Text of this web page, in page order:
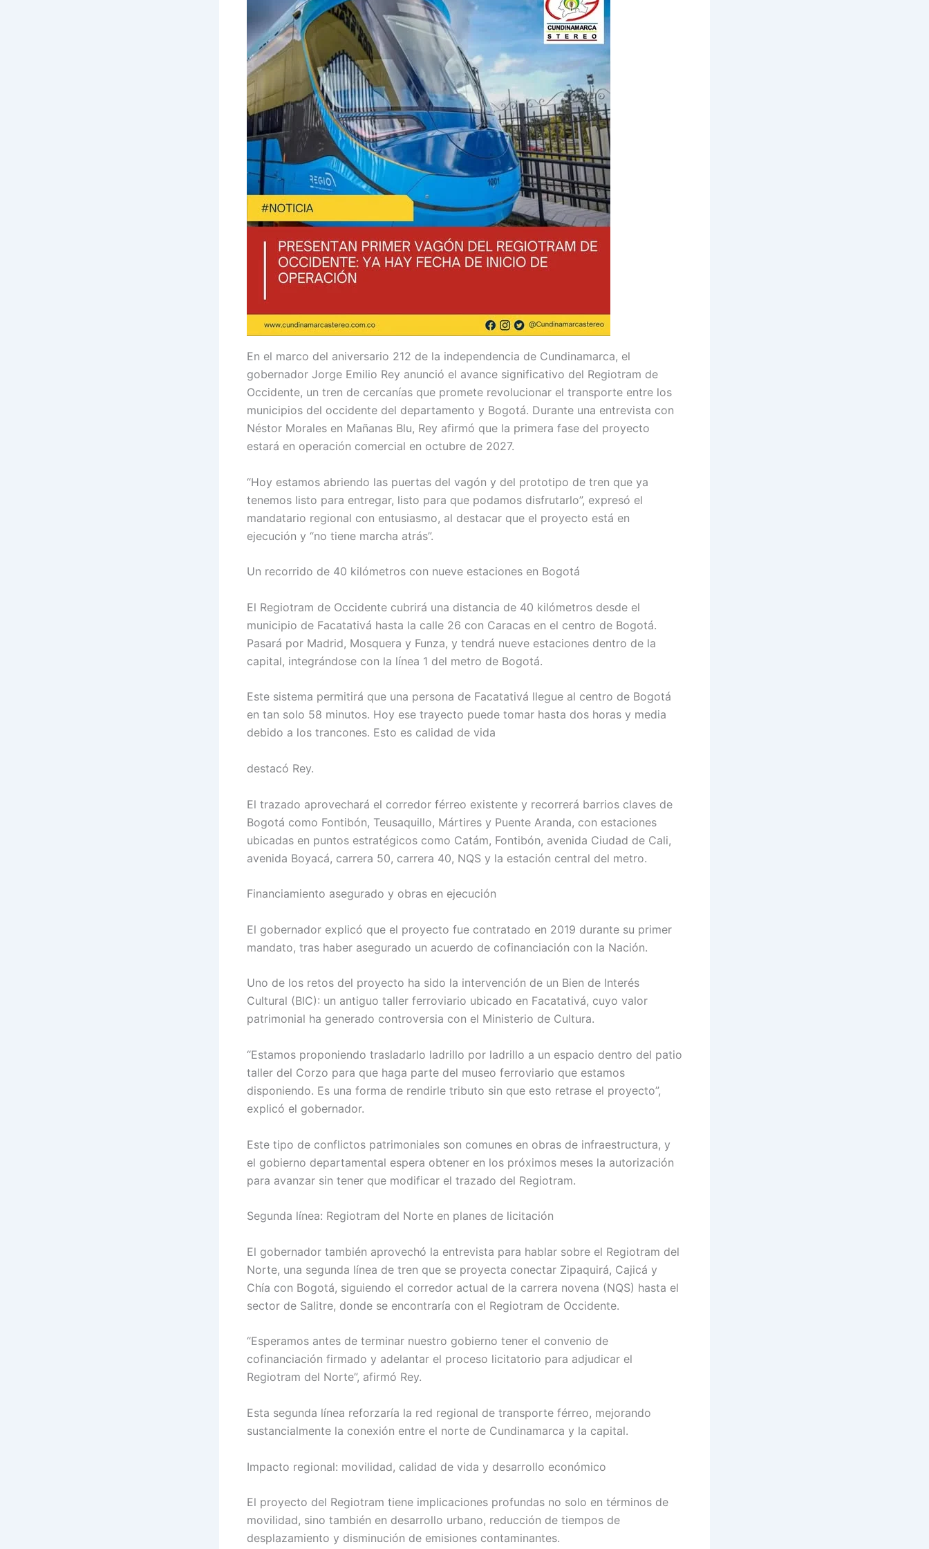
En el marco del aniversario 212 de la independencia de Cundinamarca, el
gobernador Jorge Emilio Rey anunció el avance significativo del Regiotram de
Occidente, un tren de cercanías que promete revolucionar el transporte entre los
municipios del occidente del departamento y Bogotá. Durante una entrevista con
Néstor Morales en Mañanas Blu, Rey afirmó que la primera fase del proyecto
estará en operación comercial en octubre de 2027.
“Hoy estamos abriendo las puertas del vagón y del prototipo de tren que ya
tenemos listo para entregar, listo para que podamos disfrutarlo”, expresó el
mandatario regional con entusiasmo, al destacar que el proyecto está en
ejecución y “no tiene marcha atrás”.
Un recorrido de 40 kilómetros con nueve estaciones en Bogotá
El Regiotram de Occidente cubrirá una distancia de 40 kilómetros desde el
municipio de Facatativá hasta la calle 26 con Caracas en el centro de Bogotá.
Pasará por Madrid, Mosquera y Funza, y tendrá nueve estaciones dentro de la
capital, integrándose con la línea 1 del metro de Bogotá.
Este sistema permitirá que una persona de Facatativá llegue al centro de Bogotá
en tan solo 58 minutos. Hoy ese trayecto puede tomar hasta dos horas y media
debido a los trancones. Esto es calidad de vida
destacó Rey.
El trazado aprovechará el corredor férreo existente y recorrerá barrios claves de
Bogotá como Fontibón, Teusaquillo, Mártires y Puente Aranda, con estaciones
ubicadas en puntos estratégicos como Catám, Fontibón, avenida Ciudad de Cali,
avenida Boyacá, carrera 50, carrera 40, NQS y la estación central del metro.
Financiamiento asegurado y obras en ejecución
El gobernador explicó que el proyecto fue contratado en 2019 durante su primer
mandato, tras haber asegurado un acuerdo de cofinanciación con la Nación.
Uno de los retos del proyecto ha sido la intervención de un Bien de Interés
Cultural (BIC): un antiguo taller ferroviario ubicado en Facatativá, cuyo valor
patrimonial ha generado controversia con el Ministerio de Cultura.
“Estamos proponiendo trasladarlo ladrillo por ladrillo a un espacio dentro del patio
taller del Corzo para que haga parte del museo ferroviario que estamos
disponiendo. Es una forma de rendirle tributo sin que esto retrase el proyecto”,
explicó el gobernador.
Este tipo de conflictos patrimoniales son comunes en obras de infraestructura, y
el gobierno departamental espera obtener en los próximos meses la autorización
para avanzar sin tener que modificar el trazado del Regiotram.
Segunda línea: Regiotram del Norte en planes de licitación
El gobernador también aprovechó la entrevista para hablar sobre el Regiotram del
Norte, una segunda línea de tren que se proyecta conectar Zipaquirá, Cajicá y
Chía con Bogotá, siguiendo el corredor actual de la carrera novena (NQS) hasta el
sector de Salitre, donde se encontraría con el Regiotram de Occidente.
“Esperamos antes de terminar nuestro gobierno tener el convenio de
cofinanciación firmado y adelantar el proceso licitatorio para adjudicar el
Regiotram del Norte”, afirmó Rey.
Esta segunda línea reforzaría la red regional de transporte férreo, mejorando
sustancialmente la conexión entre el norte de Cundinamarca y la capital.
Impacto regional: movilidad, calidad de vida y desarrollo económico
El proyecto del Regiotram tiene implicaciones profundas no solo en términos de
movilidad, sino también en desarrollo urbano, reducción de tiempos de
desplazamiento y disminución de emisiones contaminantes.